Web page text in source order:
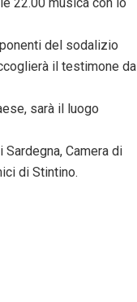
del sodalizio
il testimone da
sarà il luogo
Camera di
di Stintino.